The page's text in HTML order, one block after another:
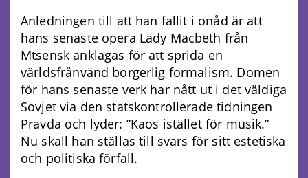
Anledningen till att han fallit i onåd är att
hans senaste opera Lady Macbeth från
Mtsensk anklagas för att sprida en
världsfrånvänd borgerlig formalism. Domen
för hans senaste verk har nått ut i det väldiga
Sovjet via den statskontrollerade tidningen
Pravda och lyder: ”Kaos istället för musik.”
Nu skall han ställas till svars för sitt estetiska
och politiska förfall.